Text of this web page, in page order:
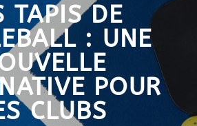
TAPIS DE
: UNE
POUR
CLUBS